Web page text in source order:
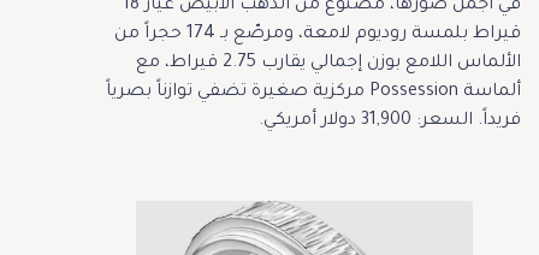
في أجمل صورها، مصنوع من الذهب الأبيض عيار 18
قيراط بلمسة روديوم لامعة، ومرصّع بـ 174 حجراً من
الألماس اللامع بوزن إجمالي يقارب 2.75 قيراط، مع
ألماسة Possession مركزية صغيرة تضفي توازناً بصرياً
فريداً. السعر: 31,900 دولار أمريكي.